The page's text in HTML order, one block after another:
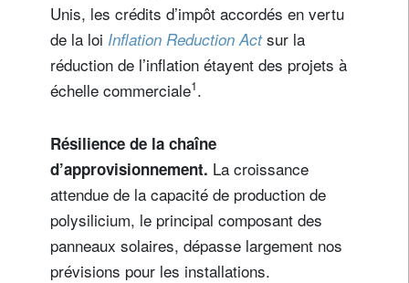
Unis, les crédits d’impôt accordés en vertu
de la loi Inflation Reduction Act sur la
réduction de l’inflation étayent des projets à
échelle commerciale1.
Résilience de la chaîne
d’approvisionnement. La croissance
attendue de la capacité de production de
polysilicium, le principal composant des
panneaux solaires, dépasse largement nos
prévisions pour les installations.